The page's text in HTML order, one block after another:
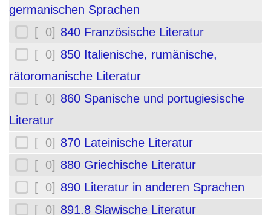
germanischen Sprachen
[ 0] 840 Französische Literatur
[ 0] 850 Italienische, rumänische,
rätoromanische Literatur
[ 0] 860 Spanische und portugiesische
Literatur
[ 0] 870 Lateinische Literatur
[ 0] 880 Griechische Literatur
[ 0] 890 Literatur in anderen Sprachen
[ 0] 891.8 Slawische Literatur